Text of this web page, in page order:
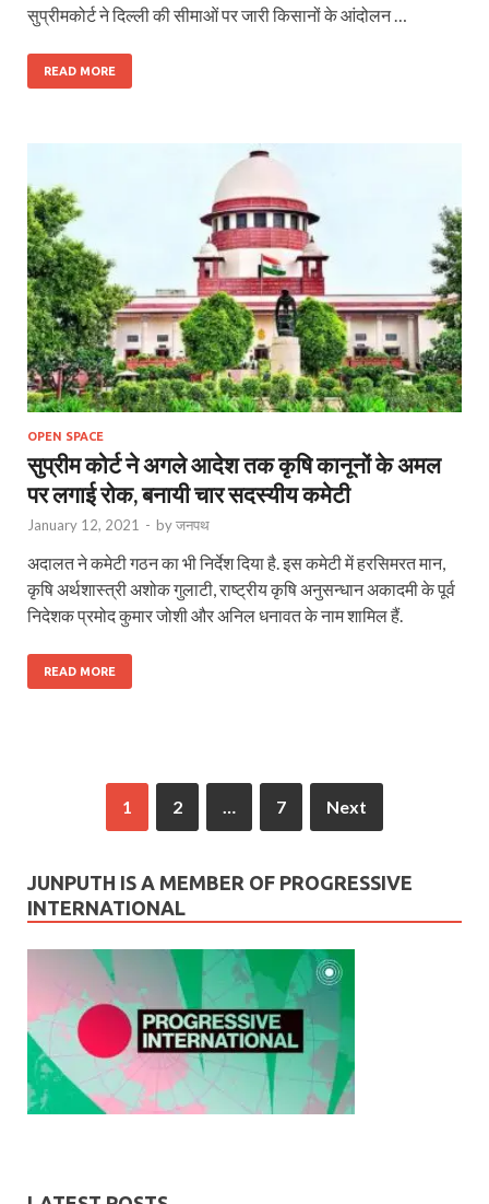
सुप्रीमकोर्ट ने दिल्ली की सीमाओं पर जारी किसानों के आंदोलन …
READ MORE
OPEN SPACE
सुप्रीम कोर्ट ने अगले आदेश तक कृषि कानूनों के अमल
पर लगाई रोक, बनायी चार सदस्यीय कमेटी
January 12, 2021 - byजनपथ
अदालत ने कमेटी गठन का भी निर्देश दिया है. इस कमेटी में हरसिमरत मान,
कृषि अर्थशास्त्री अशोक गुलाटी, राष्ट्रीय कृषि अनुसन्धान अकादमी के पूर्व
निदेशक प्रमोद कुमार जोशी और अनिल धनावत के नाम शामिल हैं.
READ MORE
1 2 7 Next
JUNPUTH IS A MEMBER OF PROGRESSIVE
INTERNATIONAL